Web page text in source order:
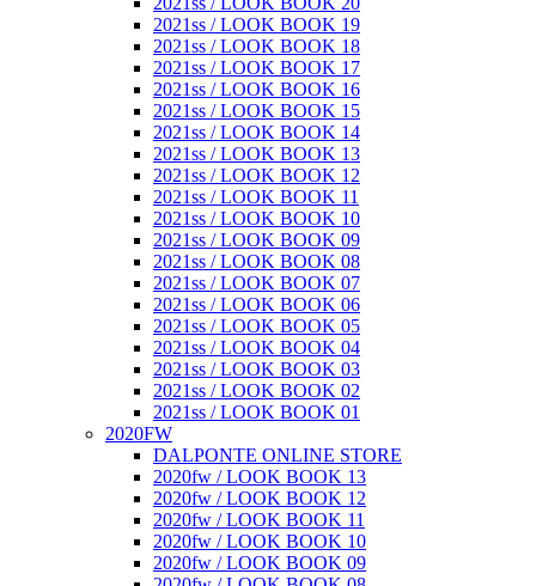
2021ss / LOOK BOOK 19
2021ss / LOOK BOOK 18
2021ss / LOOK BOOK 17
2021ss / LOOK BOOK 16
2021ss / LOOK BOOK 15
2021ss / LOOK BOOK 14
2021ss / LOOK BOOK 13
2021ss / LOOK BOOK 12
2021ss / LOOK BOOK 11
2021ss / LOOK BOOK 10
2021ss / LOOK BOOK 09
2021ss / LOOK BOOK 08
2021ss / LOOK BOOK 07
2021ss / LOOK BOOK 06
2021ss / LOOK BOOK 05
2021ss / LOOK BOOK 04
2021ss / LOOK BOOK 03
2021ss / LOOK BOOK 02
2021ss / LOOK BOOK 01
2020FW
DALPONTE ONLINE STORE
2020fw / LOOK BOOK 13
2020fw / LOOK BOOK 12
2020fw / LOOK BOOK 11
2020fw / LOOK BOOK 10
2020fw / LOOK BOOK 09